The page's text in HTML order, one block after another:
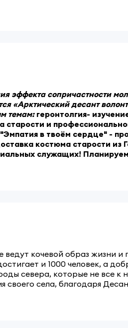
эффекта сопричастности
«Арктический десант
темам:геронтолгия-
и
в твоём сердце" -
костюма старости из
служащих!
кочевой образ жизни и
и 1000 человек, а
севера, которые не все
села, благодаря